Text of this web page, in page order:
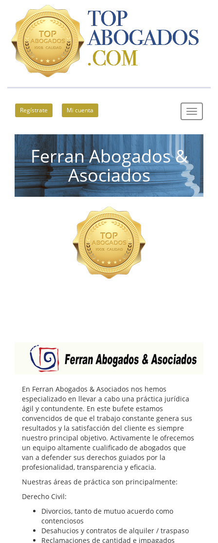
Regístrate Mi cuenta
Ferran Abogados &
Asociados
En Ferran Abogados & Asociados nos hemos
especializado en llevar a cabo una práctica jurídica
ágil y contundente. En este bufete estamos
convencidos de que el trabajo constante genera sus
resultados y la satisfacción del cliente es siempre
nuestro principal objetivo. Activamente le ofrecemos
un equipo altamente cualificado de abogados que
van a defender sus derechos guiados por la
profesionalidad, transparencia y eficacia.
Nuestras áreas de práctica son principalmente:
Derecho Civil:
Divorcios, tanto de mutuo acuerdo como
contenciosos
Desahucios y contratos de alquiler / traspaso
Reclamaciones de cantidad e impagados